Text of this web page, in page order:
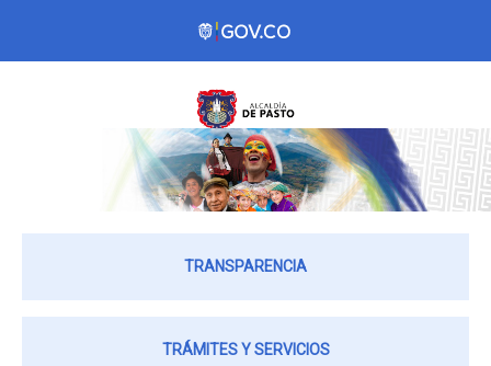
TRANSPARENCIA
TRÁMITES Y SERVICIOS